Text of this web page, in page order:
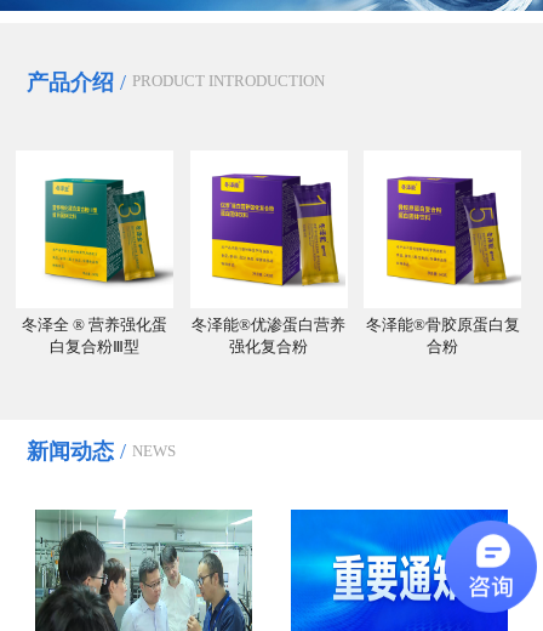
产品介绍 / PRODUCT INTRODUCTION
冬泽全 ® 营养强化蛋
白复合粉Ⅲ型
冬泽能®优渗蛋白营养
强化复合粉
冬泽能®骨胶原蛋白复
合粉
新闻动态 / NEWS